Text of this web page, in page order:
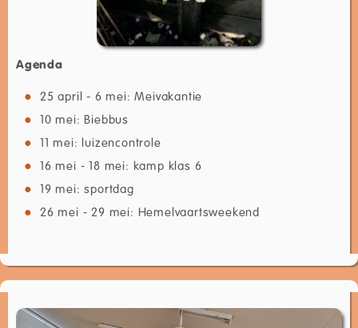
Agenda
25 april - 6 mei: Meivakantie
10 mei: Biebbus
11 mei: luizencontrole
16 mei - 18 mei: kamp klas 6
19 mei: sportdag
26 mei - 29 mei: Hemelvaartsweekend